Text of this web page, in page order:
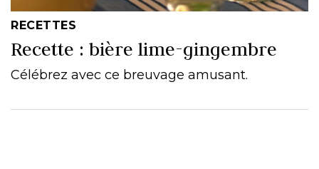
RECETTES
Recette : bière lime-gingembre
Célébrez avec ce breuvage amusant.